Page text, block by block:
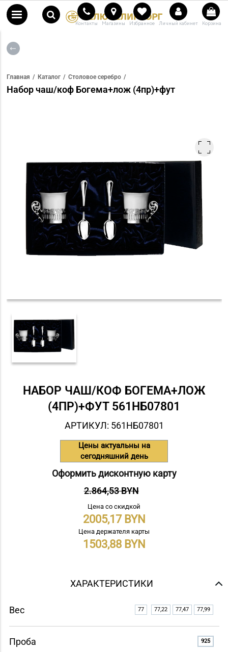
Контакты Магазины Избранное Личный кабинет Корзина
Главная Каталог Столовое серебро
Набор чаш/коф Богема+лож (4пр)+фут
НАБОР ЧАШ/КОФ БОГЕМА+ЛОЖ
(4ПР)+ФУТ 561НБ07801
АРТИКУЛ: 561НБ07801
Цены актуальны на
сегодняшний день
Оформить дисконтную карту
2.864,53 BYN
Цена со скидкой
2005,17
Цена держателя карты
1503,88
ХАРАКТЕРИСТИКИ
Вес 77 77,22 77,47 77,99
Проба 925